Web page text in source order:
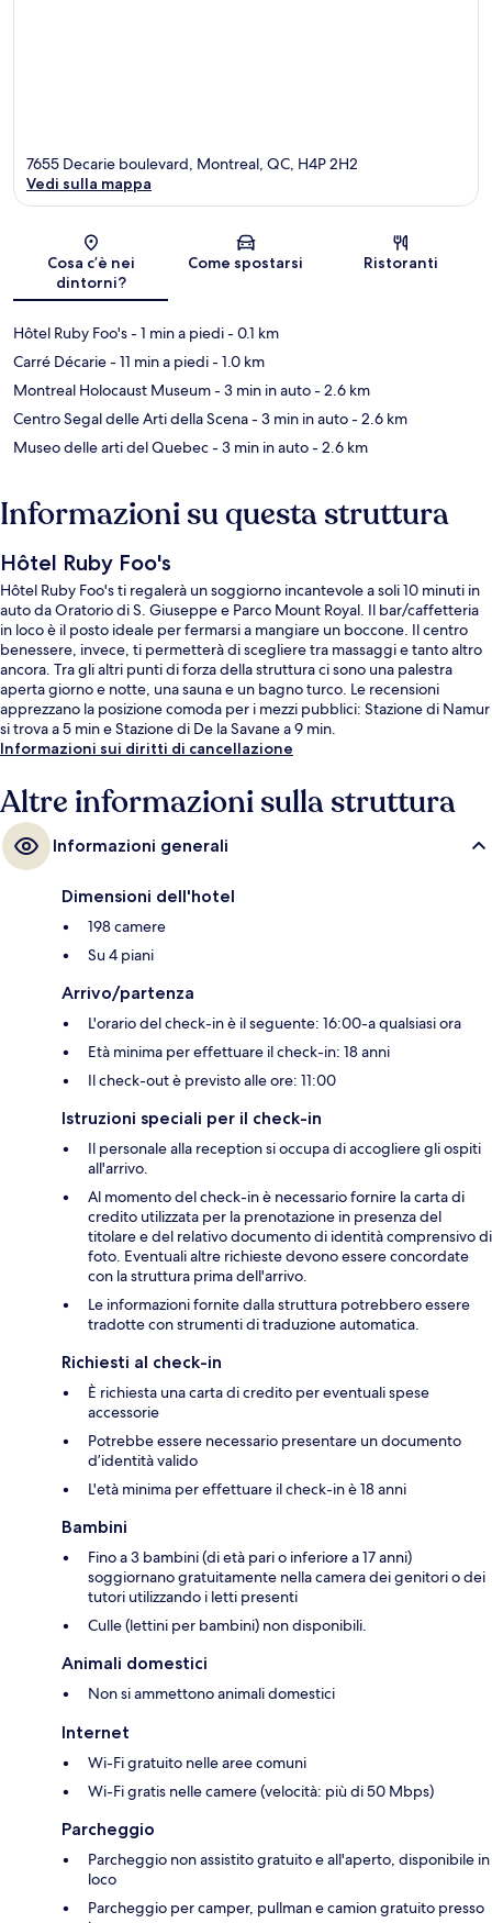
Mappa
7655 Decarie boulevard, Montreal, QC, H4P 2H2
Vedi sulla mappa
Cosa c’è nei
dintorni?
Come spostarsi Ristoranti
Hôtel Ruby Foo's- 1 min a piedi- 0.1 km
Carré Décarie- 11 min a piedi- 1.0 km
Montreal Holocaust Museum- 3 min in auto- 2.6 km
Centro Segal delle Arti della Scena- 3 min in auto- 2.6 km
Museo delle arti del Quebec- 3 min in auto- 2.6 km
Informazioni su questa struttura
Hôtel Ruby Foo's
Hôtel Ruby Foo's ti regalerà un soggiorno incantevole a soli 10 minuti in
auto da Oratorio di S. Giuseppe e Parco Mount Royal. Il bar/caffetteria
in loco è il posto ideale per fermarsi a mangiare un boccone. Il centro
benessere, invece, ti permetterà di scegliere tra massaggi e tanto altro
ancora. Tra gli altri punti di forza della struttura ci sono una palestra
aperta giorno e notte, una sauna e un bagno turco. Le recensioni
apprezzano la posizione comoda per i mezzi pubblici: Stazione di Namur
si trova a 5 min e Stazione di De la Savane a 9 min.
Informazioni sui diritti di cancellazione
Altre informazioni sulla struttura
Informazioni generali
Dimensioni dell'hotel
198 camere
Su 4 piani
Arrivo/partenza
L'orario del check-in è il seguente: 16:00-a qualsiasi ora
Età minima per effettuare il check-in: 18 anni
Il check-out è previsto alle ore: 11:00
Istruzioni speciali per il check-in
Il personale alla reception si occupa di accogliere gli ospiti
all'arrivo.
Al momento del check-in è necessario fornire la carta di
credito utilizzata per la prenotazione in presenza del
titolare e del relativo documento di identità comprensivo di
foto. Eventuali altre richieste devono essere concordate
con la struttura prima dell'arrivo.
Le informazioni fornite dalla struttura potrebbero essere
tradotte con strumenti di traduzione automatica.
Richiesti al check-in
È richiesta una carta di credito per eventuali spese
accessorie
Potrebbe essere necessario presentare un documento
d’identità valido
L'età minima per effettuare il check-in è 18 anni
Bambini
Fino a 3 bambini (di età pari o inferiore a 17 anni)
soggiornano gratuitamente nella camera dei genitori o dei
tutori utilizzando i letti presenti
Culle (lettini per bambini) non disponibili.
Animali domestici
Non si ammettono animali domestici
Internet
Wi-Fi gratuito nelle aree comuni
Wi-Fi gratis nelle camere (velocità: più di 50 Mbps)
Parcheggio
Parcheggio non assistito gratuito e all'aperto, disponibile in
loco
Parcheggio per camper, pullman e camion gratuito presso